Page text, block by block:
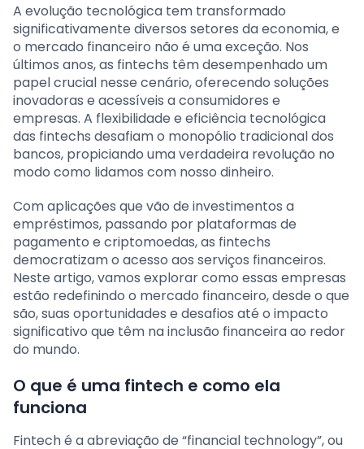
A evolução tecnológica tem transformado
significativamente diversos setores da economia, e
o mercado financeiro não é uma exceção. Nos
últimos anos, as fintechs têm desempenhado um
papel crucial nesse cenário, oferecendo soluções
inovadoras e acessíveis a consumidores e
empresas. A flexibilidade e eficiência tecnológica
das fintechs desafiam o monopólio tradicional dos
bancos, propiciando uma verdadeira revolução no
modo como lidamos com nosso dinheiro.
Com aplicações que vão de investimentos a
empréstimos, passando por plataformas de
pagamento e criptomoedas, as fintechs
democratizam o acesso aos serviços financeiros.
Neste artigo, vamos explorar como essas empresas
estão redefinindo o mercado financeiro, desde o que
são, suas oportunidades e desafios até o impacto
significativo que têm na inclusão financeira ao redor
do mundo.
O que é uma fintech e como ela
funciona
Fintech é a abreviação de “financial technology”, ou